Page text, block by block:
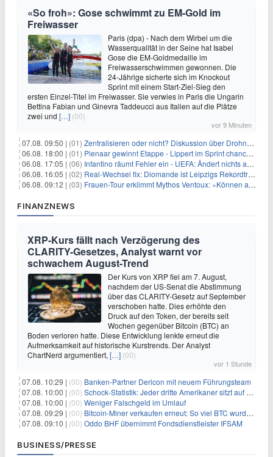
«So froh»: Gose schwimmt zu EM-Gold im
Freiwasser
Paris (dpa) - Nach dem Wirbel um die
Wasserqualität in der Seine hat Isabel
Gose die EM-Goldmedaille im
Freiwasserschwimmen gewonnen. Die
24-Jährige sicherte sich im Knockout
Sprint mit einem Start-Ziel-Sieg den
ersten Einzel-Titel im Freiwasser. Sie verwies in Paris die Ungarin
Bettina Fabian und Ginevra Taddeucci aus Italien auf die Plätze
zwei und […] (00)
vor 9 Minuten
07.08. 09:50 | (01) Zentralisieren oder nicht? Diskussion über Drohnenabwehr
06.08. 18:00 | (01) Pienaar gewinnt Etappe - Lippert im Sprint chancenlos
06.08. 17:05 | (06) Infantino räumt Fehler ein - UEFA: Ändert nichts an Boykott
06.08. 16:05 | (02) Real-Wechsel fix: Diomande ist Leipzigs Rekordtransfer
06.08. 09:12 | (03) Frauen-Tour erklimmt Mythos Ventoux: «Können alles schaffen»
FINANZNEWS
XRP-Kurs fällt nach Verzögerung des
CLARITY-Gesetzes, Analyst warnt vor
schwachem August-Trend
Der Kurs von XRP fiel am 7. August,
nachdem der US-Senat die Abstimmung
über das CLARITY-Gesetz auf September
verschoben hatte. Dies erhöhte den
Druck auf den Token, der bereits seit
Wochen gegenüber Bitcoin (BTC) an
Boden verloren hatte. Diese Entwicklung lenkte erneut die
Aufmerksamkeit auf historische Kurstrends. Der Analyst
ChartNerd argumentiert, […] (00)
vor 1 Stunde
07.08. 10:29 | (00) Banken-Partner Dericon mit neuem Führungsteam
07.08. 10:00 | (00) Schock-Statistik: Jeder dritte Amerikaner sitzt auf dem Trockenen – warum Sparen zur Luxus-Aktivität wird
07.08. 10:00 | (00) Weniger Falschgeld im Umlauf
07.08. 09:29 | (00) Bitcoin-Miner verkaufen erneut: So viel BTC wurde angeblich abgesetzt
07.08. 09:10 | (00) Oddo BHF übernimmt Fondsdienstleister IFSAM
BUSINESS/PRESSE